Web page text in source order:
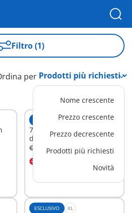
Filtro (1)
per
Nome crescente
Prezzo crescente
Prezzo decrescente
Prodotti più richiesti
Novità
ESCLUSIVO XL
70442 - Gru con braccio
demolitore
€ 84,99 -25%
€ 63,74
Aggiungi al carrello
ESCLUSIVO XL